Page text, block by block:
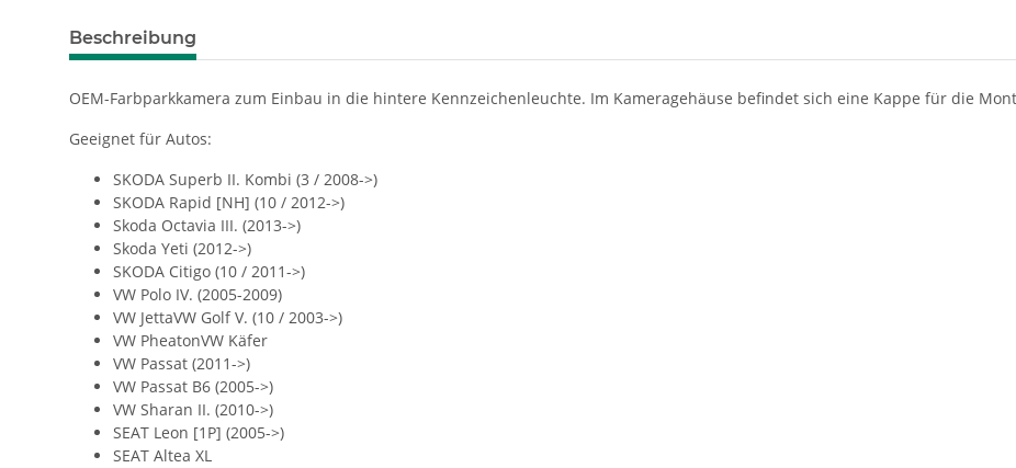
Beschreibung
OEM-Farbparkkamera zum Einbau in die hintere Kennzeichenleuchte. Im Kameragehäuse befindet sich eine Kappe für die
Geeignet für Autos:
SKODA Superb II. Kombi (3 / 2008->)
SKODA Rapid [NH] (10 / 2012->)
Skoda Octavia III. (2013->)
Skoda Yeti (2012->)
SKODA Citigo (10 / 2011->)
VW Polo IV. (2005-2009)
VW JettaVW Golf V. (10 / 2003->)
VW PheatonVW Käfer
VW Passat (2011->)
VW Passat B6 (2005->)
VW Sharan II. (2010->)
SEAT Leon [1P] (2005->)
SEAT Altea XL